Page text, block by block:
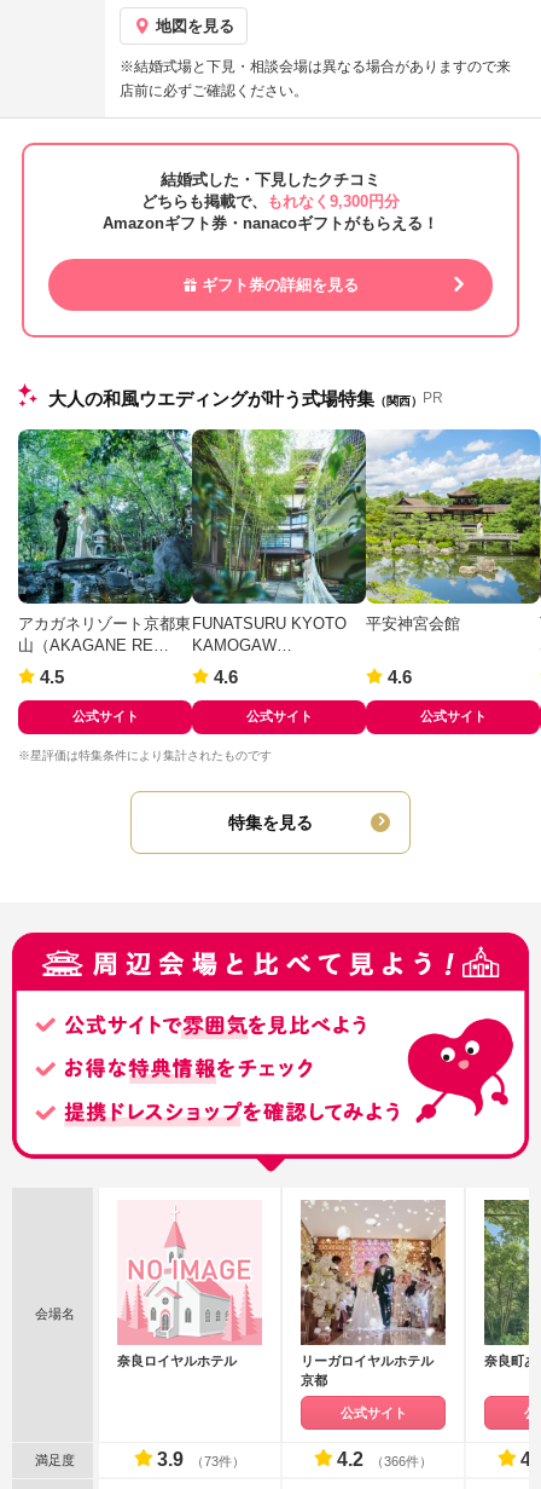
地図を見る
※結婚式場と下見・相談会場は異なる場合がありますので来
店前に必ずご確認ください。
結婚式した・下見したクチコミ
どちらも掲載で、
もれなく9,300円分
Amazonギフト券・nanacoギフトがもらえる！
ギフト券の詳細を見る
大人の和風ウエディングが叶う式場特集 （関西） PR
アカガネリゾート京都東
山（AKAGANE RE…
4.5
公式サイト
FUNATSURU KYOTO
KAMOGAW…
4.6
公式サイト
平安神宮会館
4.6
公式サイト
※星評価は特集条件により集計されたものです
特集を見る
会場名
奈良ロイヤルホテル
リーガロイヤルホテル
京都
公式サイト
奈良町あ
公
満足度 3.9 （73件） 4.2 （366件）